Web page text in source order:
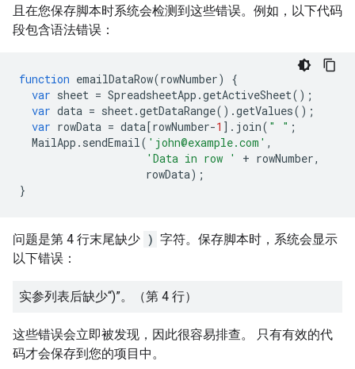
且在您保存脚本时系统会检测到这些错误。例如，以下代码
段包含语法错误：
function emailDataRow(rowNumber)
{
var sheet = SpreadsheetApp .getActiveSheet();
var data = sheet.getDataRange().getValues();
var rowData = data[rowNumber-1 ]. join( " " ;
MailApp . sendEmail( 'john@example.com' ,
'Data in row '
+ rowNumber,
rowData);
}
问题是第 4 行末尾缺少 ) 字符。保存脚本时，系统会显示
以下错误：
实参列表后缺少“)”。（第 4 行）
这些错误会立即被发现，因此很容易排查。 只有有效的代
码才会保存到您的项目中。